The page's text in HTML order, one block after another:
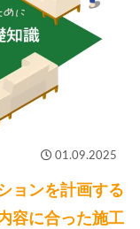
01.09.2025
ョンを計画する
容に合った施工